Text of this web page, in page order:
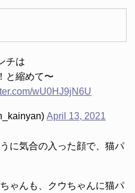
チは
と縮めて〜
wU0HJ9jN6U
April 13, 2021
に気合の入った顔で、猫パ
ゃんも、クウちゃんに猫パ